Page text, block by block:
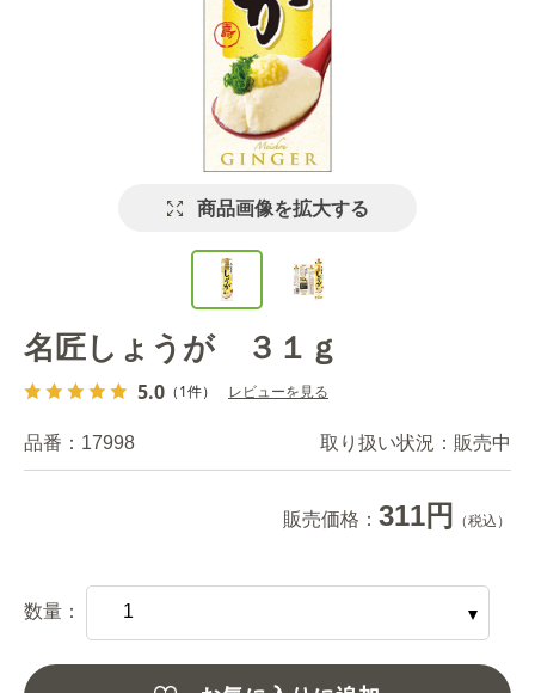
商品画像を拡大する
名匠しょうが ３１ｇ
5.0 （1件） レビューを見る
品番： 17998 取り扱い状況： 販売中
販売価格： 311円 （税込）
数量：